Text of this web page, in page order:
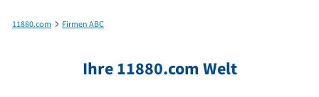
11880.com
Firmen ABC
Ihre 11880.com Welt